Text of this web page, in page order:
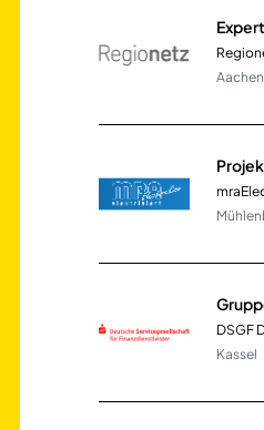
Aachen
Kassel